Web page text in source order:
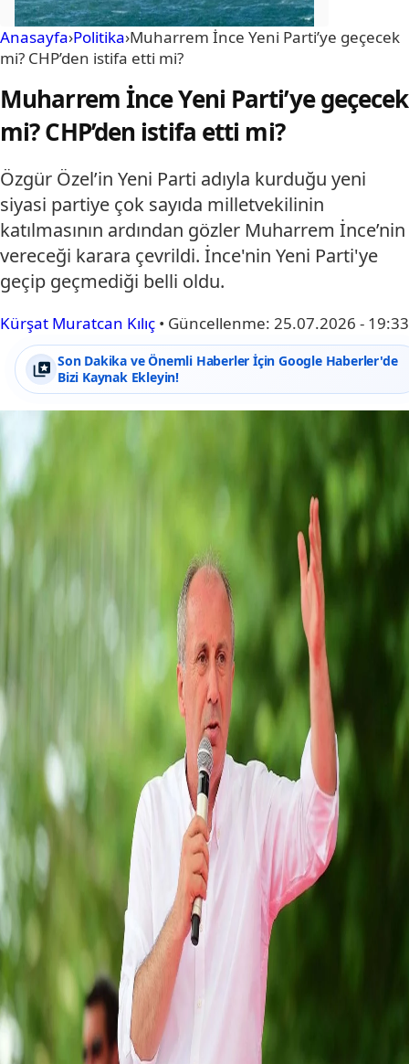
Anasayfa›Politika›Muharrem İnce Yeni Parti’ye geçecek
mi? CHP’den istifa etti mi?
Muharrem İnce Yeni Parti’ye geçecek
mi? CHP’den istifa etti mi?
Özgür Özel’in Yeni Parti adıyla kurduğu yeni
siyasi partiye çok sayıda milletvekilinin
katılmasının ardından gözler Muharrem İnce’nin
vereceği karara çevrildi. İnce'nin Yeni Parti'ye
geçip geçmediği belli oldu.
Kürşat Muratcan Kılıç • Güncellenme: 25.07.2026 - 19:33
Son Dakika ve Önemli Haberler İçin Google Haberler'de
Bizi Kaynak Ekleyin!